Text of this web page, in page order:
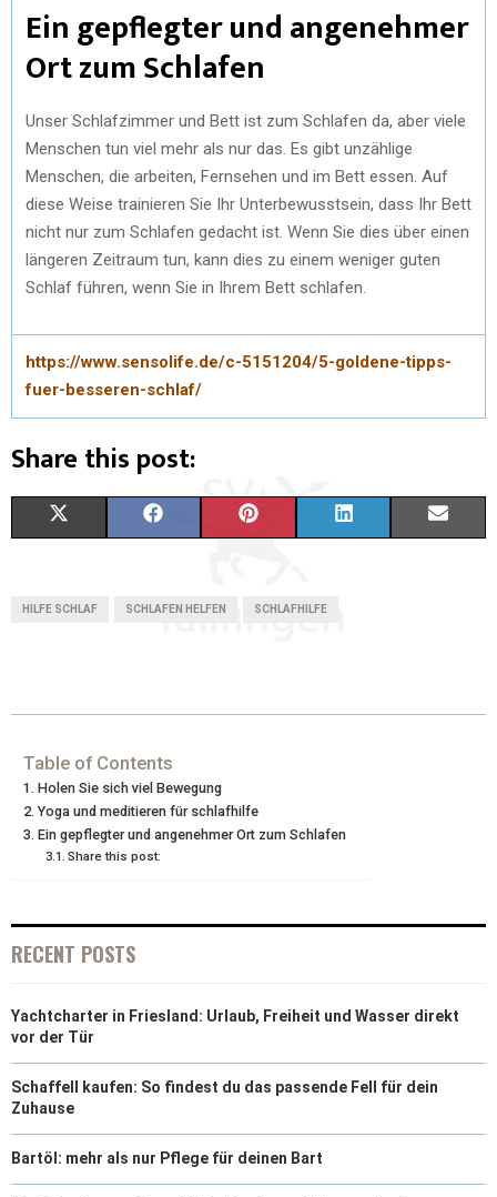
Ein gepflegter und angenehmer
Ort zum Schlafen
Unser Schlafzimmer und Bett ist zum Schlafen da, aber viele
Menschen tun viel mehr als nur das. Es gibt unzählige
Menschen, die arbeiten, Fernsehen und im Bett essen. Auf
diese Weise trainieren Sie Ihr Unterbewusstsein, dass Ihr Bett
nicht nur zum Schlafen gedacht ist. Wenn Sie dies über einen
längeren Zeitraum tun, kann dies zu einem weniger guten
Schlaf führen, wenn Sie in Ihrem Bett schlafen.
https://www.sensolife.de/c-5151204/5-goldene-tipps-
fuer-besseren-schlaf/
Share this post:
T
T
E
R
O
K
R
T
D
HILFE SCHLAF SCHLAFEN HELFEN SCHLAFHILFE
Table of Contents
Holen Sie sich viel Bewegung
Yoga und meditieren für schlafhilfe
Ein gepflegter und angenehmer Ort zum Schlafen
Share this post:
RECENT POSTS
Yachtcharter in Friesland: Urlaub, Freiheit und Wasser direkt
vor der Tür
Schaffell kaufen: So findest du das passende Fell für dein
Zuhause
Bartöl: mehr als nur Pflege für deinen Bart